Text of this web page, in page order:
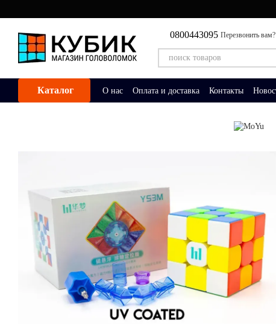
0800443095 Перезвонить вам?
Каталог О нас Оплата и доставка Контакты